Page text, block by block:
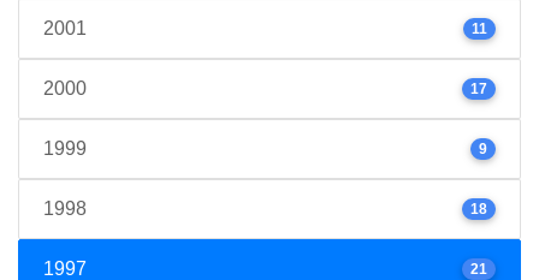
2001 11
2000 17
1999 9
1998 18
1997 21